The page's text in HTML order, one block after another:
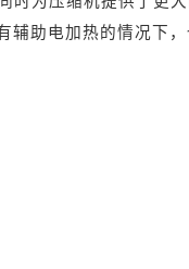
辅助电加热的情况下